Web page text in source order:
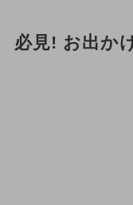
必見! お出か